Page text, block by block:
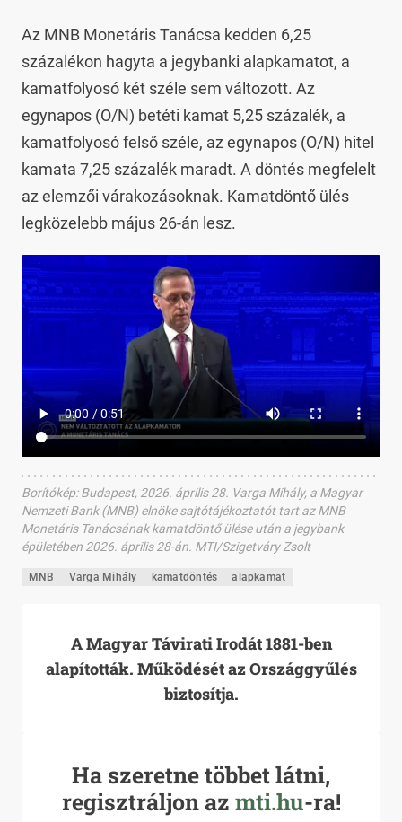
Az MNB Monetáris Tanácsa kedden 6,25
százalékon hagyta a jegybanki alapkamatot, a
kamatfolyosó két széle sem változott. Az
egynapos (O/N) betéti kamat 5,25 százalék, a
kamatfolyosó felső széle, az egynapos (O/N) hitel
kamata 7,25 százalék maradt. A döntés megfelelt
az elemzői várakozásoknak. Kamatdöntő ülés
legközelebb május 26-án lesz.
Borítókép:Budapest, 2026. április 28. Varga Mihály, a Magyar
Nemzeti Bank (MNB) elnöke sajtótájékoztatót tart az MNB
Monetáris Tanácsának kamatdöntő ülése után a jegybank
épületében 2026. április 28-án. MTI/Szigetváry Zsolt
MNB Varga Mihály kamatdöntés alapkamat
A Magyar Távirati Irodát 1881-ben
alapították. Működését az Országgyűlés
biztosítja.
Ha szeretne többet látni,
regisztráljon az mti.hu-ra!